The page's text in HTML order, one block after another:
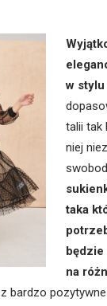
w
talii tak
niej
taka
na
bardzo